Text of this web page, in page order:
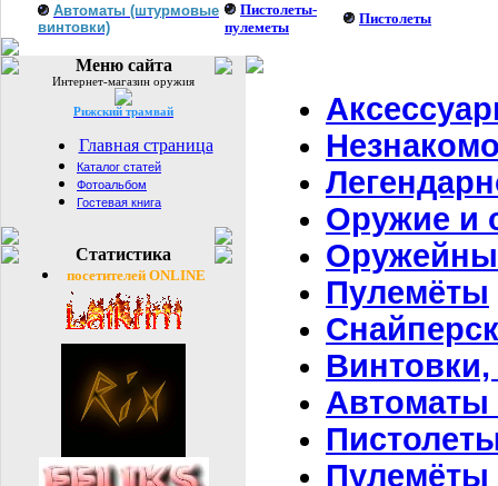
Автоматы (штурмовые
винтовки)
Пистолеты-
пулеметы
Пистолеты
Меню сайта
Интернет-магазин оружия
Рижский трамвай
Главная страница
Каталог статей
Фотоальбом
Гостевая книга
Статистика
посетителей ONLINE
Оружие и
Пулемёты
Автоматы
Пулемёты